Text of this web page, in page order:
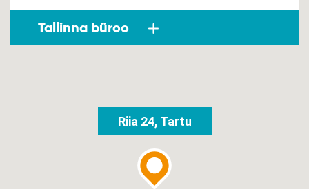
Tallinna büroo
Riia 24, Tartu